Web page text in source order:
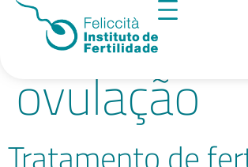
Tag:
ovulação